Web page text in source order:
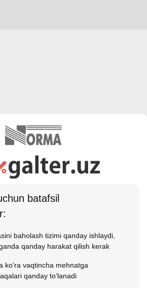
batafsil
baholash tizimi qanday ishlaydi,
qanday harakat qilish kerak
koʻra vaqtincha mehnatga
qanday toʻlanadi